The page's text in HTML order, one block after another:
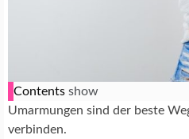
Contents show
Umarmungen sind der beste
verbinden.